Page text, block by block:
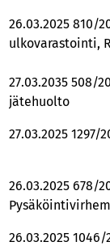
26.03.2025 810/
ulkovarastointi,
27.03.2035 508/
jätehuolto
27.03.2025
26.03.2025 678/
26.03.2025